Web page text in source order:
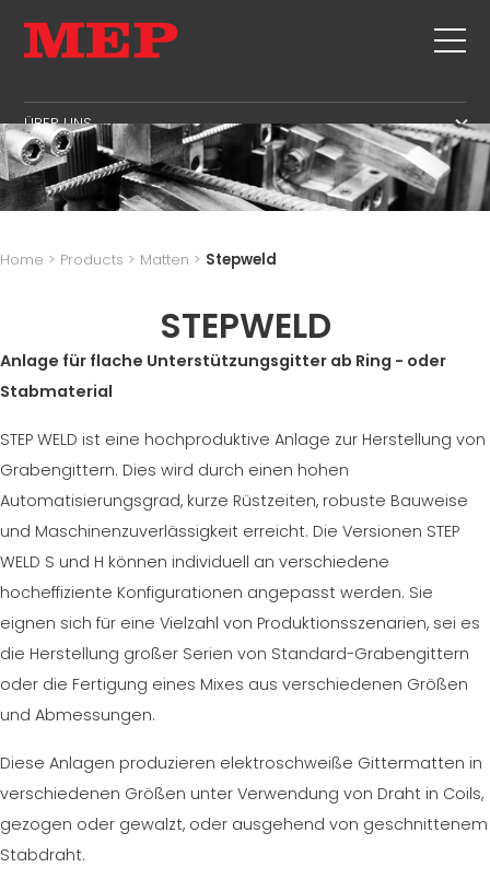
ÜBER UNS
ÜBER UNS
SUSTAINABILITY
SERVICE
PRODUKTE
RICHTVORGANG
ABLÄNGEN AUF MASS
BIEGUNG/BEIDSEITIG AUFGEBOGENE BIEGEFORMEN
GITTERTRÄGER
MATTEN
ZERTIFIZIERTE GEBRAUCHTANLAGE DER MEP GRUPPE
MBS
PERSONALWESEN
VERSORGUNGSKETTES GEBIET
PRODUKTION
WORKPLACE SAFETY
LANGUAGE COURSES
EFFECTIVE COMMUNICATION
OFFENE STELLEN
SALES NETWORK
Home > Products > Matten > Stepweld
STEPWELD
Anlage für flache Unterstützungsgitter ab Ring - oder
Stabmaterial
STEP WELD ist eine hochproduktive Anlage zur Herstellung von
Grabengittern. Dies wird durch einen hohen
Automatisierungsgrad, kurze Rüstzeiten, robuste Bauweise
und Maschinenzuverlässigkeit erreicht. Die Versionen STEP
WELD S und H können individuell an verschiedene
hocheffiziente Konfigurationen angepasst werden. Sie
eignen sich für eine Vielzahl von Produktionsszenarien, sei es
die Herstellung großer Serien von Standard-Grabengittern
oder die Fertigung eines Mixes aus verschiedenen Größen
und Abmessungen.
Diese Anlagen produzieren elektroschweiße Gittermatten in
verschiedenen Größen unter Verwendung von Draht in Coils,
gezogen oder gewalzt, oder ausgehend von geschnittenem
Stabdraht.